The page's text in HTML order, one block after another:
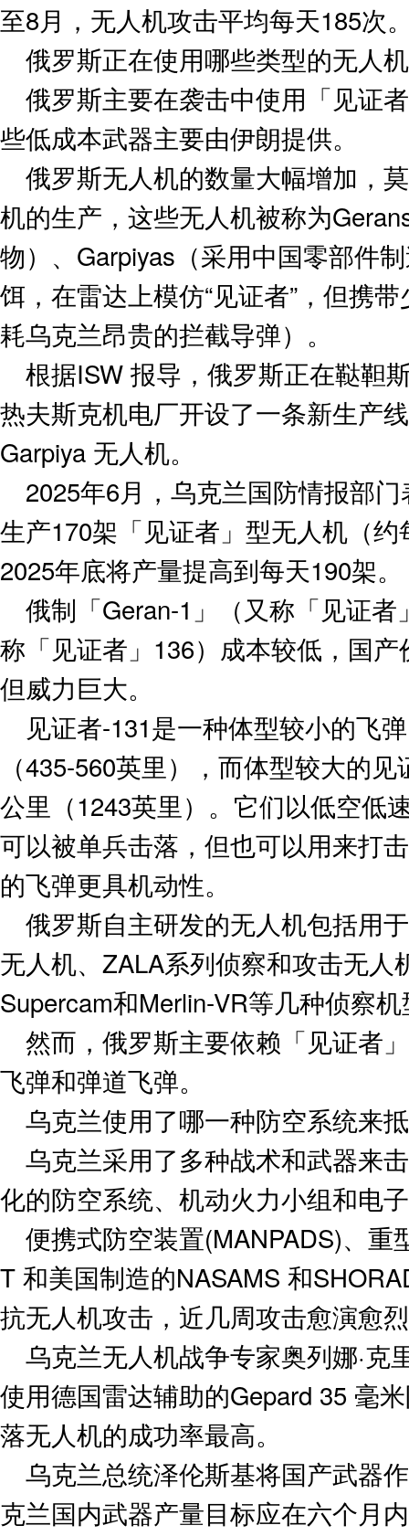
至8月，无人机攻击平均每天185次
俄罗斯正在使用哪些类型的无人
俄罗斯主要在袭击中使用「见证
些低成本武器主要由伊朗提供。
俄罗斯无人机的数量大幅增加，
机的生产，这些无人机被称为
物）、Garpiyas（采用中国零部件
饵，在雷达上模仿“见证者”，但携
耗乌克兰昂贵的拦截导弹）。
根据ISW 报导，俄罗斯正在鞑靼
热夫斯克机电厂开设了一条新生产
Garpiya 无人机。
2025年6月，乌克兰国防情报部
生产170架「见证者」型无人机（
2025年底将产量提高到每天190架。
俄制「Geran-1」（又称「见证
称「见证者」136）成本较低，国
但威力巨大。
见证者-131是一种体型较小的飞
（435-560英里），而体型较大的
公里（1243英里）。它们以低空低
可以被单兵击落，但也可以用来打
的飞弹更具机动性。
俄罗斯自主研发的无人机包括用
无人机、ZALA系列侦察和攻击无人
Supercam和Merlin-VR等几种侦察
然而，俄罗斯主要依赖「见证者
飞弹和弹道飞弹。
乌克兰使用了哪一种防空系统来
乌克兰采用了多种战术和武器来
化的防空系统、机动火力小组和电
便携式防空装置(MANPADS)、
T 和美国制造的NASAMS 和
抗无人机攻击，近几周攻击愈演愈
乌克兰无人机战争专家奥列娜·克
使用德国雷达辅助的Gepard 35 毫
落无人机的成功率最高。
乌克兰总统泽伦斯基将国产武器
克兰国内武器产量目标应在六个月